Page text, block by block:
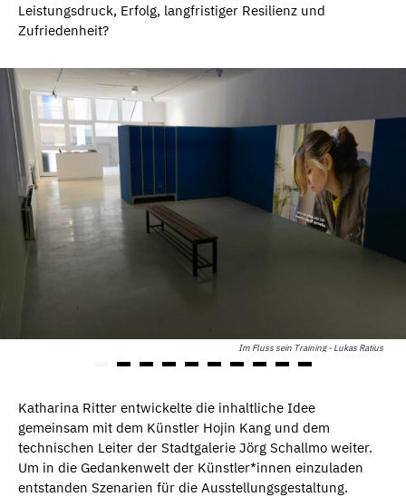
Leistungsdruck, Erfolg, langfristiger Resilienz und
Zufriedenheit?
Im Fluss sein Training - Lukas Ratius
Katharina Ritter entwickelte die inhaltliche Idee
gemeinsam mit dem Künstler Hojin Kang und dem
technischen Leiter der Stadtgalerie Jörg Schallmo weiter.
Um in die Gedankenwelt der Künstler*innen einzuladen
entstanden Szenarien für die Ausstellungsgestaltung.